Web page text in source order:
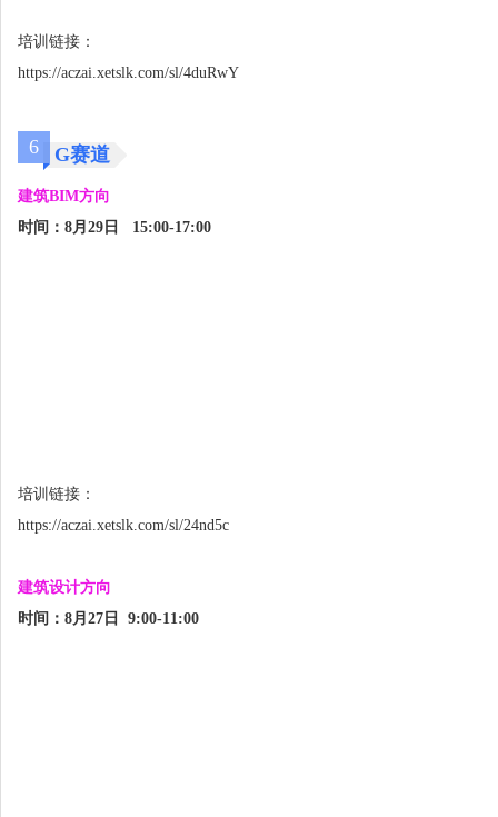
培训链接：
https://aczai.xetslk.com/sl/4duRwY
6 G赛道
建筑BIM方向
时间：8月29日 15:00-17:00
培训链接：
https://aczai.xetslk.com/sl/24nd5c
建筑设计方向
时间：8月27日
9:00-11:00